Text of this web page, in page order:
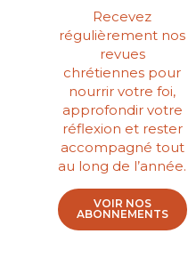
Recevez
régulièrement nos
revues
chrétiennes pour
nourrir votre foi,
approfondir votre
réflexion et rester
accompagné tout
au long de l’année.
VOIR NOS
ABONNEMENTS